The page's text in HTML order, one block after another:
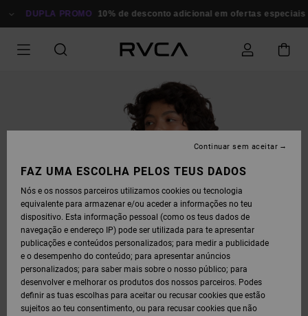
PARA DUPLA PROMO 10% de desconto adicional em ofertas especiais
FAZ UMA ESCOLHA PELOS TEUS DADOS
Nós e os nossos parceiros utilizamos cookies ou tecnologia
equivalente para armazenar e/ou aceder a informações no teu
dispositivo. Esta informação pessoal (como os teus dados de
navegação e endereço IP) pode ser utilizada para te apresentar
publicações e conteúdos personalizados; para medir a publicidade
e o desempenho do conteúdo; para apresentar anúncios
personalizados; para saber mais sobre o nosso público; para
desenvolver e melhorar os produtos dos nossos parceiros. Podes
definir as tuas escolhas para aceitar ou recusar cookies que estão
sujeitos ao teu consentimento, ou para recusar cookies que não
Continuar sem aceitar